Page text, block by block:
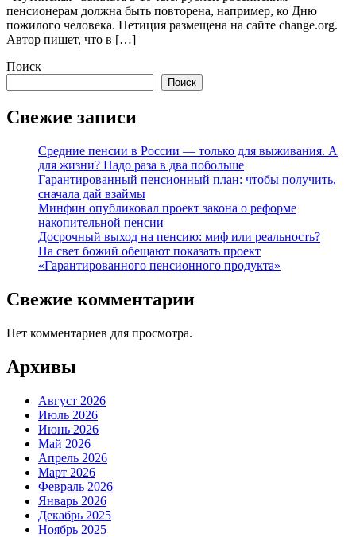
пенсионерам должна быть повторена, например, ко Дню
пожилого человека. Петиция размещена на сайте change.org.
Автор пишет, что в […]
Поиск
Поиск
Свежие записи
Средние пенсии в России — только для выживания. А
для жизни? Надо раза в два побольше
Гарантированный пенсионный план: чтобы получить,
сначала дай взаймы
Минфин опубликовал проект закона о реформе
накопительной пенсии
Досрочный выход на пенсию: миф или реальность?
На свет божий обещают показать проект
«Гарантированного пенсионного продукта»
Свежие комментарии
Нет комментариев для просмотра.
Архивы
Август 2026
Июль 2026
Июнь 2026
Май 2026
Апрель 2026
Март 2026
Февраль 2026
Январь 2026
Декабрь 2025
Ноябрь 2025